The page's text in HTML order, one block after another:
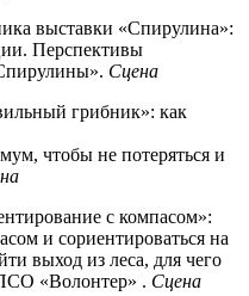
выставки «Спирулина»:
Перспективы
Сцена
грибник»: как
чтобы не потеряться и
с компасом»:
и сориентироваться на
выход из леса, для чего
«Волонтер» . Сцена